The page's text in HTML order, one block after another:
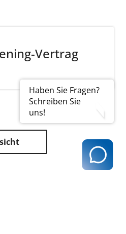
Haben Sie Fragen?
Schreiben Sie
uns!
Vertrag